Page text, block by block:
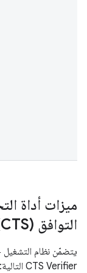
ميزات أداة
التوافق (CTS)
CTS Verifier التالية: